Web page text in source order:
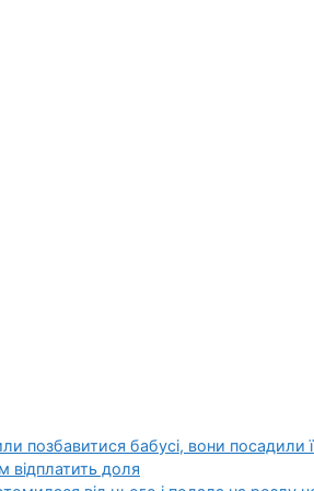
бабусі, вони посадили її
відплатить доля